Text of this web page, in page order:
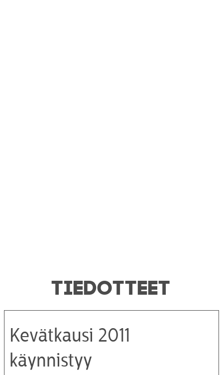
TIEDOTTEET
Kevätkausi 2011
käynnistyy